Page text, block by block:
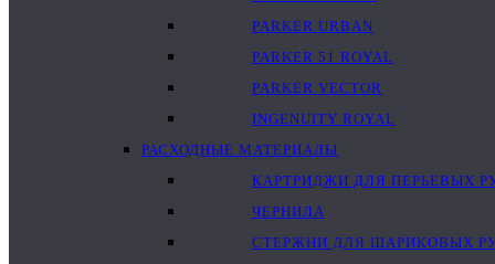
PARKER URBAN
PARKER 51 ROYAL
PARKER VECTOR
INGENUITY ROYAL
РАСХОДНЫЕ МАТЕРИАЛЫ
КАРТРИДЖИ ДЛЯ ПЕРЬЕВЫХ
ЧЕРНИЛА
СТЕРЖНИ ДЛЯ ШАРИКОВЫХ